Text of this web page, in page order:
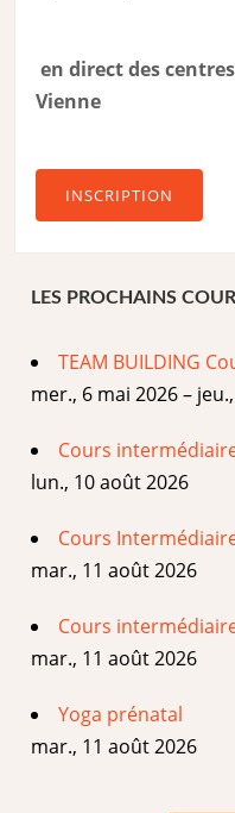
en direct des
Vienne
INSCRIPTION
LES PROCHAINS
TEAM BUILDING
mer., 6 mai 2026 –
Cours
lun., 10 août 2026
Cours
mar., 11 août 2026
Cours
mar., 11 août 2026
Yoga prénatal
mar., 11 août 2026